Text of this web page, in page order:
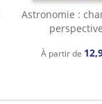
Astronomie :
À partir de